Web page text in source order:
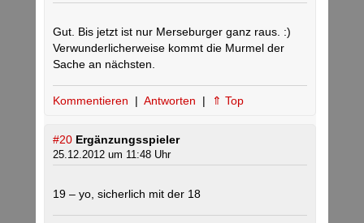
Gut. Bis jetzt ist nur Merseburger ganz raus. :)
Verwunderlicherweise kommt die Murmel der
Sache an nächsten.
Kommentieren | Antworten | ⇑ Top
#20 Ergänzungsspieler
25.12.2012 um 11:48 Uhr
19 – yo, sicherlich mit der 18